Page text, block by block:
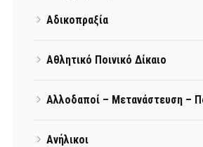
Αδικοπραξία
Αθλητικό Ποινικό Δίκαιο
Αλλοδαποί – Μετανάστευση –
Ανήλικοι